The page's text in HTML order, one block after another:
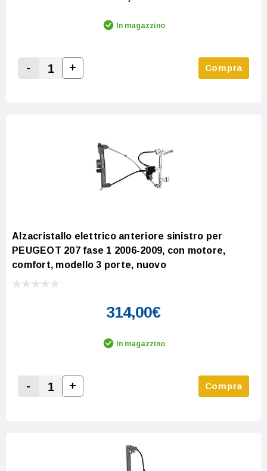
In magazzino
Decrease Quantity:
-
Increase Quantity:
+ Compra
Alzacristallo elettrico anteriore sinistro per
PEUGEOT 207 fase 1 2006-2009, con motore,
comfort, modello 3 porte, nuovo
314,00€
In magazzino
Decrease Quantity:
-
Increase Quantity:
+ Compra